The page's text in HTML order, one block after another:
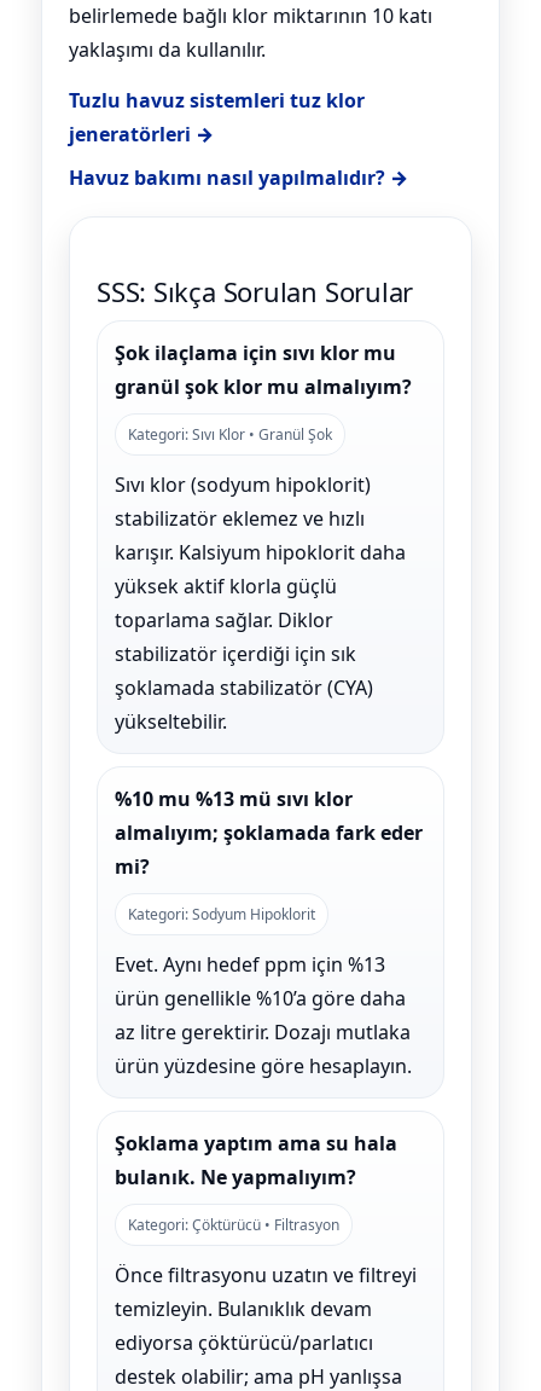
belirlemede bağlı klor miktarının 10 katı
yaklaşımı da kullanılır.
Tuzlu havuz sistemleri tuz klor
jeneratörleri →
Havuz bakımı nasıl yapılmalıdır? →
SSS: Sıkça Sorulan Sorular
Şok ilaçlama için sıvı klor mu
granül şok klor mu almalıyım?
Kategori: Sıvı Klor • Granül Şok
Sıvı klor (sodyum hipoklorit)
stabilizatör eklemez ve hızlı
karışır. Kalsiyum hipoklorit daha
yüksek aktif klorla güçlü
toparlama sağlar. Diklor
stabilizatör içerdiği için sık
şoklamada stabilizatör (CYA)
yükseltebilir.
%10 mu %13 mü sıvı klor
almalıyım; şoklamada fark eder
mi?
Kategori: Sodyum Hipoklorit
Evet. Aynı hedef ppm için %13
ürün genellikle %10’a göre daha
az litre gerektirir. Dozajı mutlaka
ürün yüzdesine göre hesaplayın.
Şoklama yaptım ama su hala
bulanık. Ne yapmalıyım?
Kategori: Çöktürücü • Filtrasyon
Önce filtrasyonu uzatın ve filtreyi
temizleyin. Bulanıklık devam
ediyorsa çöktürücü/parlatıcı
destek olabilir; ama pH yanlışsa